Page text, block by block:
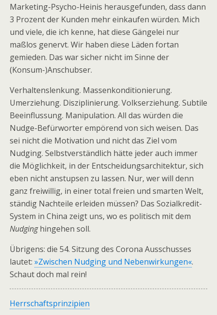
Marketing-Psycho-Heinis herausgefunden, dass dann
3 Prozent der Kunden mehr einkaufen würden. Mich
und viele, die ich kenne, hat diese Gängelei nur
maßlos genervt. Wir haben diese Läden fortan
gemieden. Das war sicher nicht im Sinne der
(Konsum-)Anschubser.
Verhaltenslenkung. Massenkonditionierung.
Umerziehung. Disziplinierung. Volkserziehung. Subtile
Beeinflussung. Manipulation. All das würden die
Nudge-Befürworter empörend von sich weisen. Das
sei nicht die Motivation und nicht das Ziel vom
Nudging. Selbstverständlich hätte jeder auch immer
die Möglichkeit, in der Entscheidungsarchitektur, sich
eben nicht anstupsen zu lassen. Nur, wer will denn
ganz freiwillig, in einer total freien und smarten Welt,
ständig Nachteile erleiden müssen? Das Sozialkredit-
System in China zeigt uns, wo es politisch mit dem
Nudginghingehen soll.
Übrigens: die 54. Sitzung des Corona Ausschusses
lautet: »Zwischen Nudging und Nebenwirkungen«.
Schaut doch mal rein!
Herrschaftsprinzipien